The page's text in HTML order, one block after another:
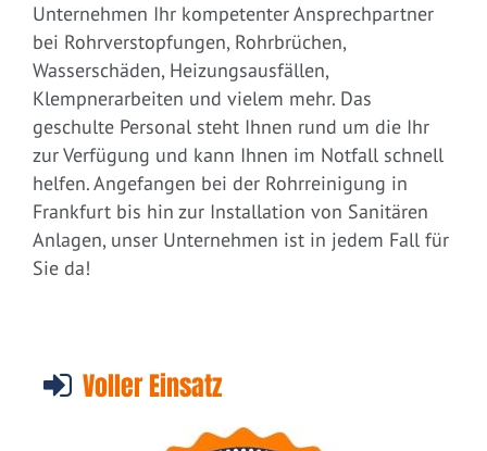
Unternehmen Ihr kompetenter Ansprechpartner
bei Rohrverstopfungen, Rohrbrüchen,
Wasserschäden, Heizungsausfällen,
Klempnerarbeiten und vielem mehr. Das
geschulte Personal steht Ihnen rund um die Ihr
zur Verfügung und kann Ihnen im Notfall schnell
helfen. Angefangen bei der Rohrreinigung in
Frankfurt bis hin zur Installation von Sanitären
Anlagen, unser Unternehmen ist in jedem Fall für
Sie da!
Voller Einsatz